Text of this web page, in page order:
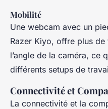
Mobilité
Une webcam avec un
Razer Kiyo, offre plus
l’angle de la caméra, ce
différents setups de
Connectivité et
La connectivité et la